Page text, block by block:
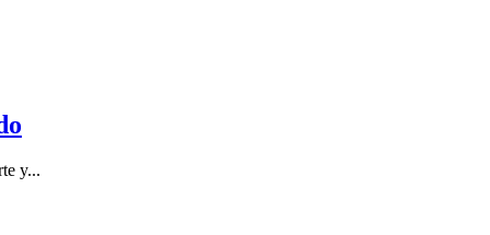
y...